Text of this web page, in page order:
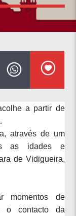
a partir de
através de um
as idades e
de Vidigueira,
momentos de
o contacto da